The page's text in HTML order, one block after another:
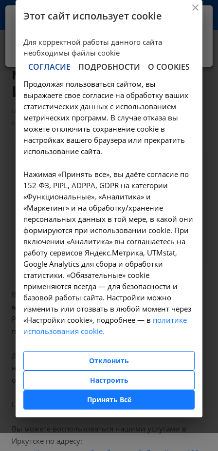
Биопсия шейки
матки - А11.20.011 в
Иркутске
Цены в Иркутске — Манипуляции гинекологические
Биопсия шейки матки - А11.20.011 в Иркутске
мы свяжемся с вами в
ближайшее время и ответим
на все интересующие
вопросы.
Заказать услугу
В наших клиниках мы проводимбиопсия шейки
матки, код услуги (НМУ)А11.20.011 . Для граждан
России, у которых есть направление, медицинская
помощь оказывается по полису ОМС бесплатно.
Для иностранных граждан или при отсутствии
направления по форме 057/у медицинская помощь
оказывается на платной основе.
Цена услуги 2500 рублей.
Вы можете воспользоваться нашими услугами в
Иркутске по адресу:
Ваш город -Иркутск?
Да, верно Нет, выбрать другой
Этот сайт использует cookie
Для корректной работы данного сайта
необходимы файлы cookie
СОГЛАСИЕ ПОДРОБНОСТИ О COOKIES
Продолжая пользоваться сайтом, вы
выражаете свое согласие на обработку ваших
статистических данных с использованием
метрических программ. В случае отказа вы
можете отключить сохранение cookie в
настройках вашего браузера или прекратить
использование сайта.
Нажимая «Принять все», вы даёте согласие по
152-ФЗ, PIPL, ADPPA, GDPR на категории
«Функциональные», «Аналитика» и
«Маркетинг» и на обработку/хранение
персональных данных в той мере, в какой они
формируются при использовании cookie. При
включении «Аналитика» вы соглашаетесь на
работу сервисов Яндекс.Метрика, UTMstat,
Google Analytics для сбора и обработки
статистики. «Обязательные» cookie
применяются всегда — для безопасности и
базовой работы сайта. Настройки можно
изменить или отозвать в любой момент через
«Настройки cookie», подробнее — в политике
использования cookie.
Отклонить
Настроить
Принять Всё